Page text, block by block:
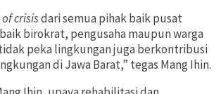
of crisisdari semua pihak baik pusat
birokrat, pengusaha maupun warga
peka lingkungan juga berkontribusi
di Jawa Barat,” tegas Mang Ihin.